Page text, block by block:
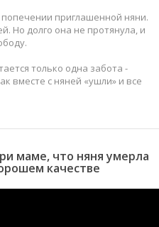
приглашенной няни.
Но долго она не протянула, и
только одна забота -
вместе с няней «ушли» и все
маме, что няня умерла
качестве